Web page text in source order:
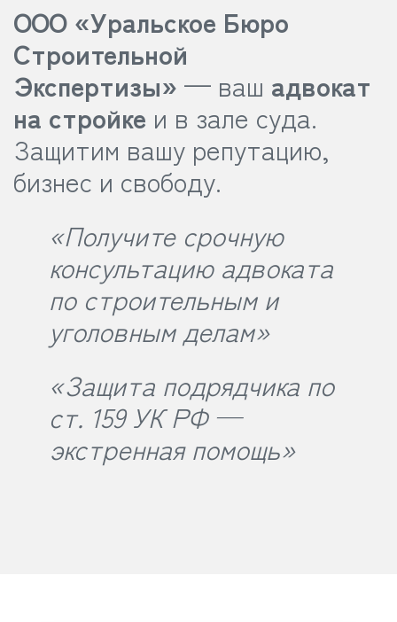
ООО «Уральское Бюро
Строительной
Экспертизы» — ваш адвокат
на стройке и в зале суда.
Защитим вашу репутацию,
бизнес и свободу.
«Получите срочную
консультацию адвоката
по строительным и
уголовным делам»
«Защита подрядчика по
ст. 159 УК РФ —
экстренная помощь»